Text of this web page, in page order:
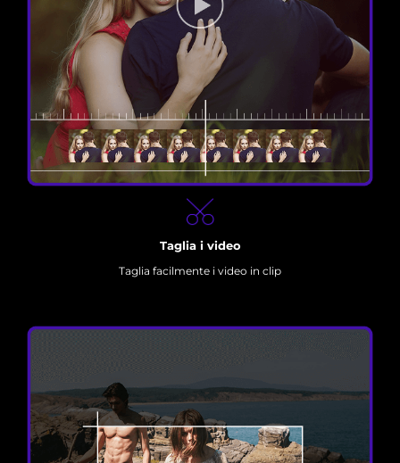
Taglia i video
Taglia facilmente i video in clip